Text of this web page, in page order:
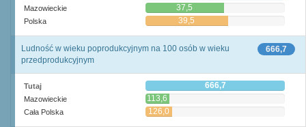
Mazowieckie 37,5
Polska 39,5
666,7
Ludność w wieku poprodukcyjnym na 100 osób w wieku
przedprodukcyjnym
Tutaj 666,7
Mazowieckie 113,6
Cała Polska 126,0